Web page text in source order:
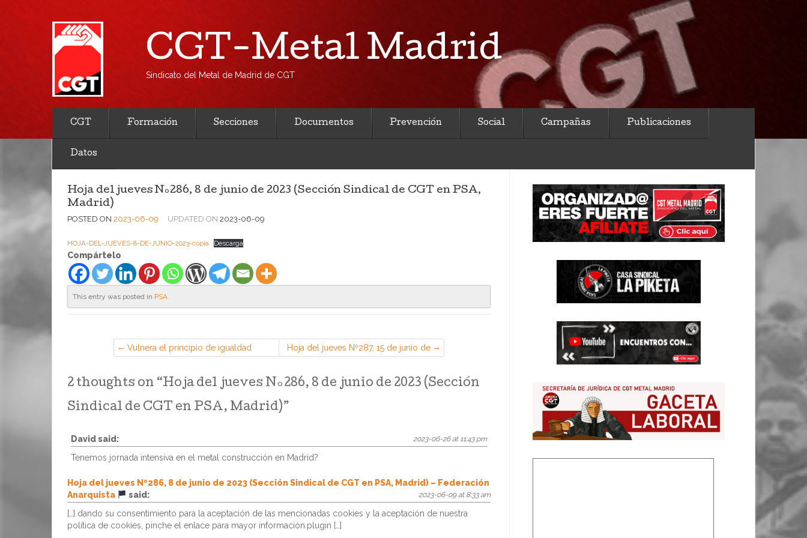
CGT-Metal Madrid
Sindicato del Metal de Madrid de CGT
CGT Formación Secciones Documentos Prevención Social Campañas Publicaciones
Datos
Hoja del jueves Nº286, 8 de junio de 2023 (Sección Sindical de CGT en PSA,
Madrid)
POSTED ON 2023-06-09 UPDATED ON 2023-06-09
HOJA-DEL-JUEVES-8-DE-JUNIO-2023-copia Descarga
Compártelo
This entry was posted in PSA.
Vulnera el principio de igualdad
reducir el importe del complemento
de jornada por guarda legal
Hoja del jueves Nº287, 15 de junio de
2023 (Sección Sindical de CGT en
2 thoughts on “Hoja del jueves Nº286, 8 de junio de 2023 (Sección
Sindical de CGT en PSA, Madrid)”
Davidsaid: 2023-06-26 at 11:43 pm
Tenemos jornada intensiva en el metal construcción en Madrid?
Hoja del jueves Nº286, 8 de junio de 2023 (Sección Sindical de CGT en PSA, Madrid) – Federación
Anarquista
said: 2023-06-09 at 8:33 am
[…] dando su consentimiento para la aceptación de las mencionadas cookies y la aceptación de nuestra
política de cookies, pinche el enlace para mayor información.plugin […]